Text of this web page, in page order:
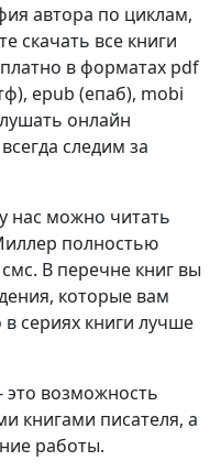
автора по циклам,
скачать все книги
в форматах pdf
epub (епаб), mobi
онлайн
следим за
нас можно читать
полностью
В перечне книг вы
которые вам
сериях книги лучше
это возможность
книгами писателя, а
работы.